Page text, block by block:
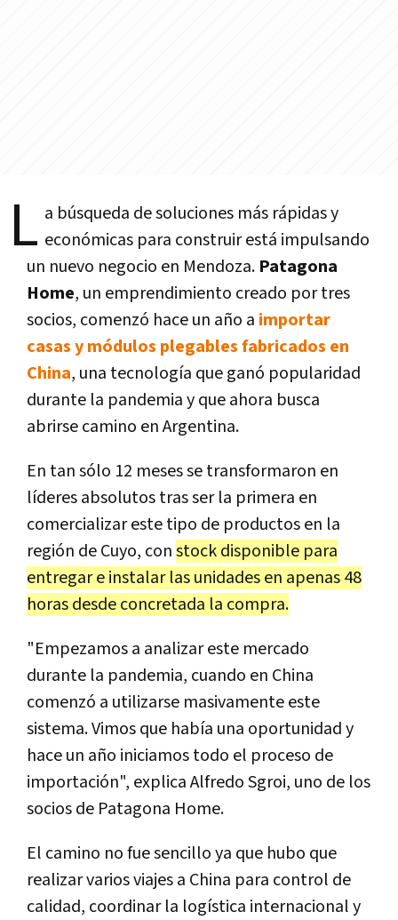
L a búsqueda de soluciones más rápidas y
económicas para construir está impulsando
un nuevo negocio en Mendoza. Patagona
Home, un emprendimiento creado por tres
socios, comenzó hace un año a importar
casas y módulos plegables fabricados en
China, una tecnología que ganó popularidad
durante la pandemia y que ahora busca
abrirse camino en Argentina.
En tan sólo 12 meses se transformaron en
líderes absolutos tras ser la primera en
comercializar este tipo de productos en la
región de Cuyo, constock disponible para
entregar e instalar las unidades en apenas 48
horas desde concretada la compra.
"Empezamos a analizar este mercado
durante la pandemia, cuando en China
comenzó a utilizarse masivamente este
sistema. Vimos que había una oportunidad y
hace un año iniciamos todo el proceso de
importación", explica Alfredo Sgroi, uno de los
socios de Patagona Home.
El camino no fue sencillo ya que hubo que
realizar varios viajes a China para control de
calidad, coordinar la logística internacional y